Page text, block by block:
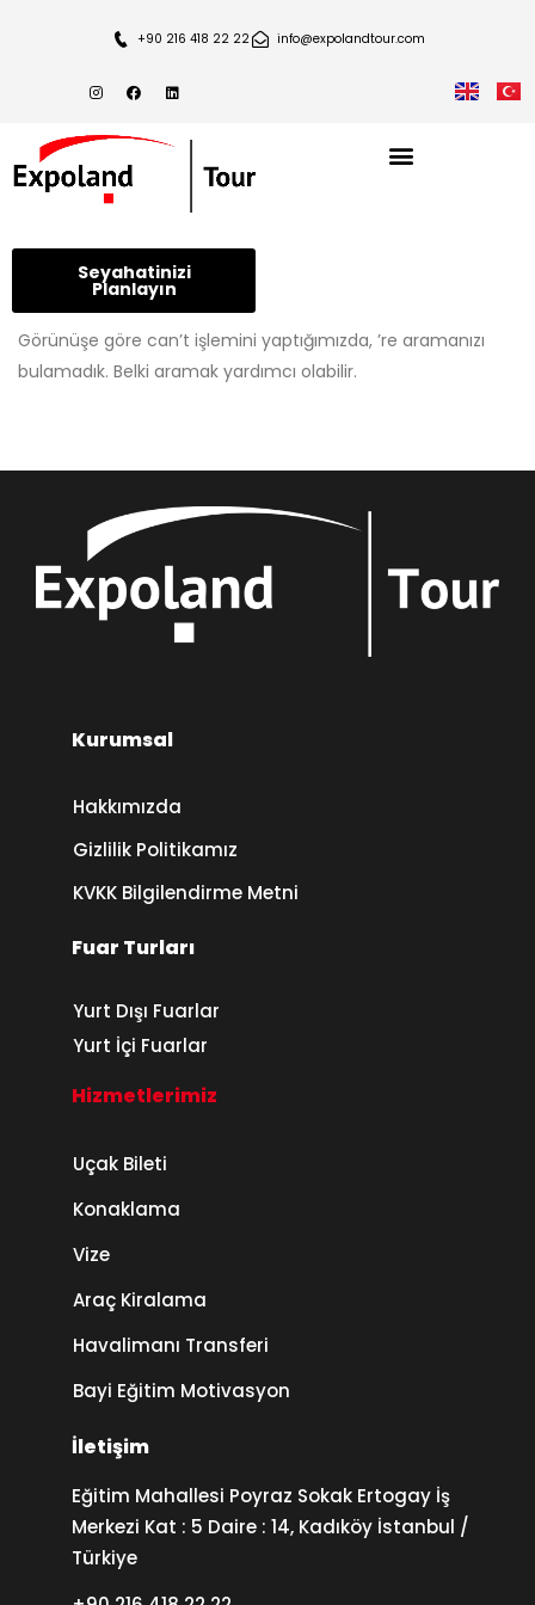
+90 216 418 22 22 info@expolandtour.com
Seyahatinizi
Planlayın
Görünüşe göre can’t işlemini yaptığımızda, ’re aramanızı
bulamadık. Belki aramak yardımcı olabilir.
Kurumsal
Hakkımızda
Gizlilik Politikamız
KVKK Bilgilendirme Metni
Fuar Turları
Yurt Dışı Fuarlar
Yurt İçi Fuarlar
Hizmetlerimiz
Uçak Bileti
Konaklama
Vize
Araç Kiralama
Havalimanı Transferi
Bayi Eğitim Motivasyon
İletişim
Eğitim Mahallesi Poyraz Sokak Ertogay İş
Merkezi Kat : 5 Daire : 14, Kadıköy İstanbul /
Türkiye